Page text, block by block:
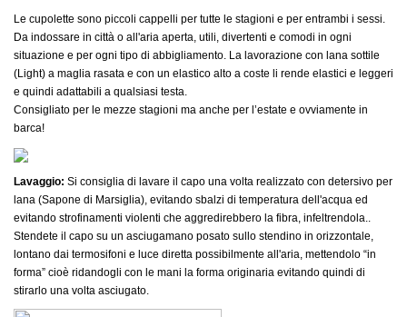
Le cupolette sono piccoli cappelli per tutte le stagioni e per entrambi i sessi.
Da indossare in città o all'aria aperta, utili, divertenti e comodi in ogni
situazione e per ogni tipo di abbigliamento. La lavorazione con lana sottile
(Light) a maglia rasata e con un elastico alto a coste li rende elastici e leggeri
e quindi adattabili a qualsiasi testa.
Consigliato per le mezze stagioni ma anche per l’estate e ovviamente in
barca!
Lavaggio: Si consiglia di lavare il capo una volta realizzato con detersivo per
lana (Sapone di Marsiglia), evitando sbalzi di temperatura dell'acqua ed
evitando strofinamenti violenti che aggredirebbero la fibra, infeltrendola..
Stendete il capo su un asciugamano posato sullo stendino in orizzontale,
lontano dai termosifoni e luce diretta possibilmente all'aria, mettendolo “in
forma” cioè ridandogli con le mani la forma originaria evitando quindi di
stirarlo una volta asciugato.